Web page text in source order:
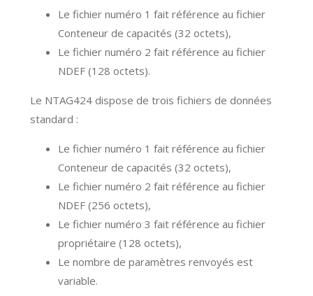
Le fichier numéro 1 fait référence au fichier
Conteneur de capacités (32 octets),
Le fichier numéro 2 fait référence au fichier
NDEF (128 octets).
Le NTAG424 dispose de trois fichiers de données
standard :
Le fichier numéro 1 fait référence au fichier
Conteneur de capacités (32 octets),
Le fichier numéro 2 fait référence au fichier
NDEF (256 octets),
Le fichier numéro 3 fait référence au fichier
propriétaire (128 octets),
Le nombre de paramètres renvoyés est
variable.